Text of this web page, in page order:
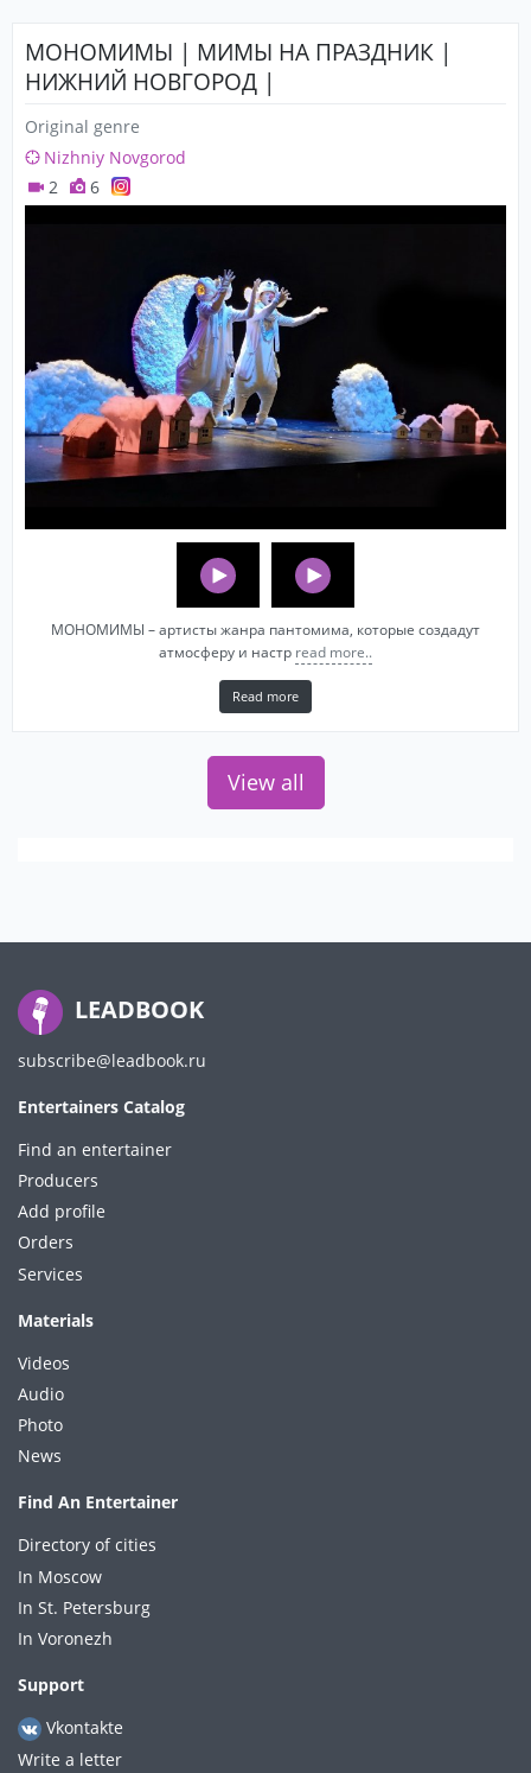
МОНОМИМЫ | МИМЫ НА ПРАЗДНИК |
НИЖНИЙ НОВГОРОД |
Original genre
Nizhniy Novgorod
2
6
МОНОМИМЫ – артисты жанра пантомима, которые создадут
атмосферу и настр read more..
Read more
View all
LEADBOOK
subscribe@leadbook.ru
Entertainers Catalog
Find an entertainer
Producers
Add profile
Orders
Services
Materials
Videos
Audio
Photo
News
Find An Entertainer
Directory of cities
In Moscow
In St. Petersburg
In Voronezh
Support
Vkontakte
Write a letter